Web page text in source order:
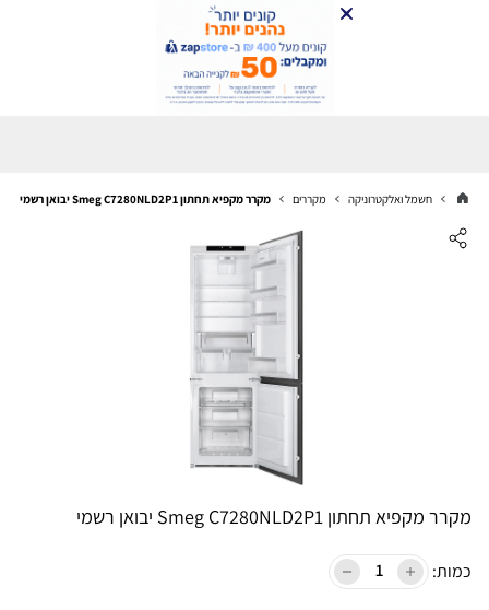
חשמל ואלקטרוניקה מקררים מקרר ‏מקפיא תחתון Smeg C7280NLD2P1 ‏יבואן רשמי
מקרר ‏מקפיא תחתון Smeg C7280NLD2P1 ‏יבואן רשמי
כמות: